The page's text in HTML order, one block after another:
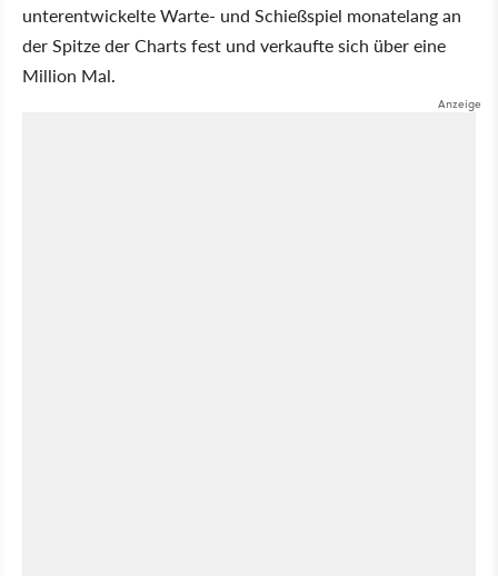
unterentwickelte Warte- und Schießspiel monatelang an
der Spitze der Charts fest und verkaufte sich über eine
Million Mal.